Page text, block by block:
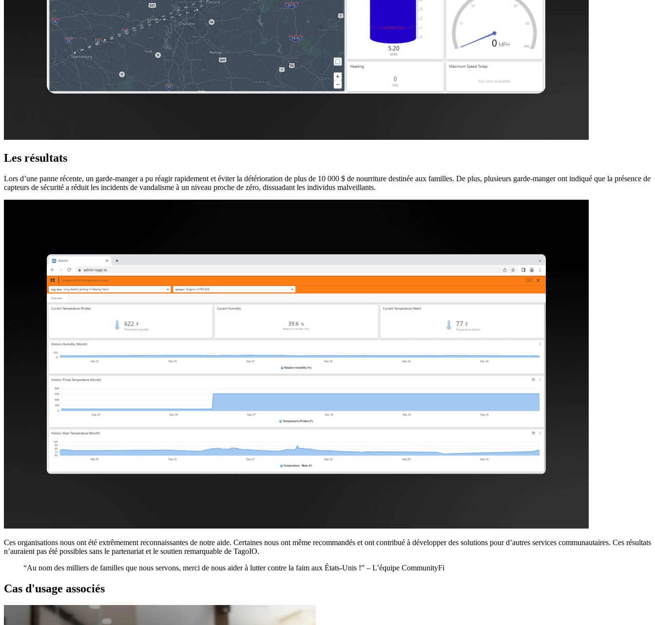
Les résultats
Lors d’une panne récente, un garde-manger a pu réagir rapidement et éviter la détérioration de plus de 10 000 $ de nourriture destinée aux familles. De plus, plusieurs garde-manger ont indiqué que la présence de
capteurs de sécurité a réduit les incidents de vandalisme à un niveau proche de zéro, dissuadant les individus malveillants.
Ces organisations nous ont été extrêmement reconnaissantes de notre aide. Certaines nous ont même recommandés et ont contribué à développer des solutions pour d’autres services communautaires. Ces résultats
n’auraient pas été possibles sans le partenariat et le soutien remarquable de TagoIO.
“Au nom des milliers de familles que nous servons, merci de nous aider à lutter contre la faim aux États-Unis !” – L’équipe CommunityFi
Cas d'usage associés